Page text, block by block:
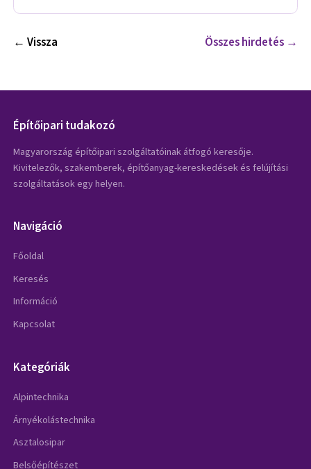
← Vissza Összes hirdetés →
Építőipari tudakozó
Magyarország építőipari szolgáltatóinak átfogó keresője.
Kivitelezők, szakemberek, építőanyag-kereskedések és felújítási
szolgáltatások egy helyen.
Navigáció
Főoldal
Keresés
Információ
Kapcsolat
Kategóriák
Alpintechnika
Árnyékolástechnika
Asztalosipar
Belsőépítészet